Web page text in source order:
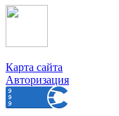
Карта сайта
Авторизация